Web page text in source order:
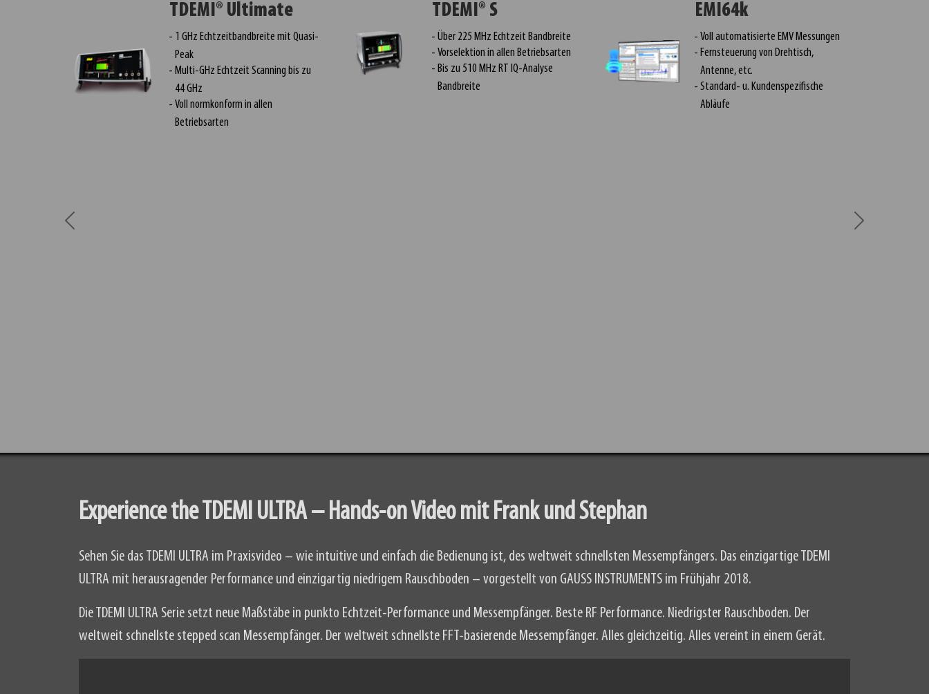
TDEMI® Ultimate
1 GHz Echtzeitbandbreite mit Quasi-
Peak
Multi-GHz Echtzeit Scanning bis zu
44 GHz
Voll normkonform in allen
Betriebsarten
TDEMI® S
Über 225 MHz Echtzeit Bandbreite
Vorselektion in allen Betriebsarten
Bis zu 510 MHz RT IQ-Analyse
Bandbreite
EMI64k
Voll automatisierte EMV Messungen
Fernsteuerung von Drehtisch,
Antenne, etc.
Standard- u. Kundenspezifische
Abläufe
Experience the TDEMI ULTRA – Hands-on Video mit Frank und Stephan
Sehen Sie das TDEMI ULTRA im Praxisvideo – wie intuitive und einfach die Bedienung ist, des weltweit schnellsten Messempfängers. Das einzigartige TDEMI
ULTRA mit herausragender Performance und einzigartig niedrigem Rauschboden – vorgestellt von GAUSS INSTRUMENTS im Frühjahr 2018.
Die TDEMI ULTRA Serie setzt neue Maßstäbe in punkto Echtzeit-Performance und Messempfänger. Beste RF Performance. Niedrigster Rauschboden. Der
weltweit schnellste stepped scan Messempfänger. Der weltweit schnellste FFT-basierende Messempfänger. Alles gleichzeitig. Alles vereint in einem Gerät.